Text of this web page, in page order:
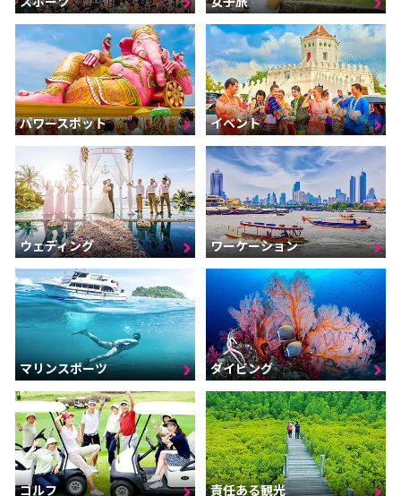
パワースポット イベント
ウェディング ワーケーション
マリンスポーツ ダイビング
ゴルフ 責任ある観光